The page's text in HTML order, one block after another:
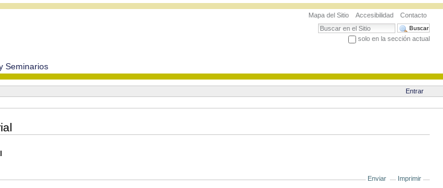
Mapa del Sitio Accesibilidad
Contacto
Buscar
solo en la sección actual
Seminarios
Entrar
Enviar Imprimir